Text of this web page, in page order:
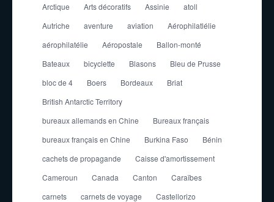
Arctique
Arts décoratifs Assinie
atoll
Autriche
aventure aviation
Aérophilatlélie
aérophilatélie
Aéropostale
Ballon-monté
Bateaux
bicyclette Blasons
Bleu de Prusse
bloc de 4
Boers Bordeaux
Briat
British Antarctic Territory
bureaux allemands en Chine
Bureaux français
bureaux français en Chine
Burkina Faso
Bénin
cachets de propagande
Caisse d'amortissement
Cameroun
Canada Canton
Caraïbes
carnets
carnets de voyage
Castellorizo